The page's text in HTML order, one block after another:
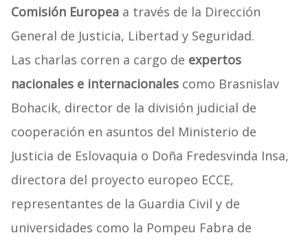
Comisión Europeaa través de la Dirección
General de Justicia, Libertad y Seguridad.
Las charlas corren a cargo de expertos
nacionales e internacionalescomo Brasnislav
Bohacik, director de la división judicial de
cooperación en asuntos del Ministerio de
Justicia de Eslovaquia o Doña Fredesvinda Insa,
directora del proyecto europeo ECCE,
representantes de la Guardia Civil y de
universidades como la Pompeu Fabra de